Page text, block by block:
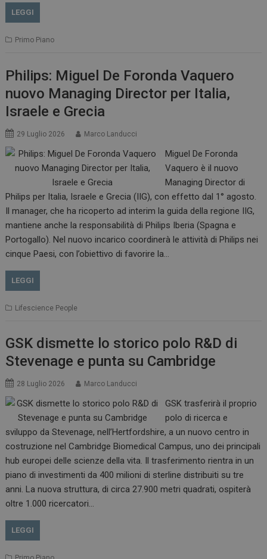
LEGGI
Primo Piano
Philips: Miguel De Foronda Vaquero
nuovo Managing Director per Italia,
Israele e Grecia
29 Luglio 2026 Marco Landucci
Miguel De Foronda
Vaquero è il nuovo
Managing Director di
Philips per Italia, Israele e Grecia (IIG), con effetto dal 1° agosto.
Il manager, che ha ricoperto ad interim la guida della regione IIG,
mantiene anche la responsabilità di Philips Iberia (Spagna e
Portogallo). Nel nuovo incarico coordinerà le attività di Philips nei
cinque Paesi, con l’obiettivo di favorire la…
LEGGI
Lifescience People
GSK dismette lo storico polo R&D di
Stevenage e punta su Cambridge
28 Luglio 2026 Marco Landucci
GSK trasferirà il proprio
polo di ricerca e
sviluppo da Stevenage, nell’Hertfordshire, a un nuovo centro in
costruzione nel Cambridge Biomedical Campus, uno dei principali
hub europei delle scienze della vita. Il trasferimento rientra in un
piano di investimenti da 400 milioni di sterline distribuiti su tre
anni. La nuova struttura, di circa 27.900 metri quadrati, ospiterà
oltre 1.000 ricercatori…
LEGGI